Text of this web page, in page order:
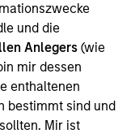
und die
Anlegers(wie
mir dessen
enthaltenen
bestimmt sind und
Mir ist
data and
value may
and fleet
examine how
to move
and